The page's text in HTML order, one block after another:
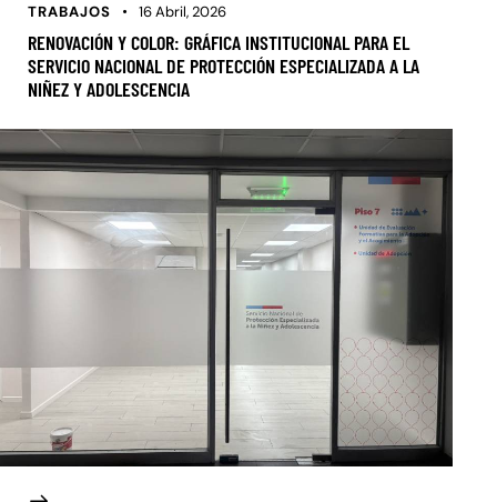
TRABAJOS 16 Abril, 2026
RENOVACIÓN Y COLOR: GRÁFICA INSTITUCIONAL PARA EL
SERVICIO NACIONAL DE PROTECCIÓN ESPECIALIZADA A LA
NIÑEZ Y ADOLESCENCIA